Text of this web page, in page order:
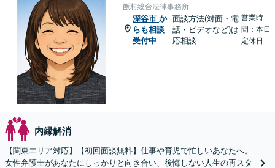
飯村総合法律事務所
深谷市 か
らも相談
受付中
面談方法(対面・電
話・ビデオなど)は
応相談
営業時
間：本日
定休日
内縁解消
【関東エリア対応】【初回面談無料】仕事や育児で忙しいあなたへ。
女性弁護士があなたにしっかりと向き合い、後悔しない人生の再スタ